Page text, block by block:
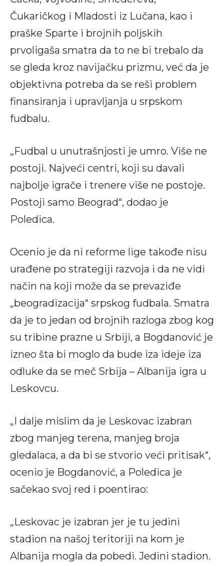
Čukaričkog i Mladosti iz Lučana, kao i
praške Sparte i brojnih poljskih
prvoligaša smatra da to ne bi trebalo da
se gleda kroz navijačku prizmu, već da je
objektivna potreba da se reši problem
finansiranja i upravljanja u srpskom
fudbalu.
„Fudbal u unutrašnjosti je umro. Više ne
postoji. Najveći centri, koji su davali
najbolje igrače i trenere više ne postoje.
Postoji samo Beograd“, dodao je
Poledica.
Ocenio je da ni reforme lige takođe nisu
urađene po strategiji razvoja i da ne vidi
način na koji može da se prevaziđe
„beogradizacija“ srpskog fudbala. Smatra
da je to jedan od brojnih razloga zbog kog
su tribine prazne u Srbiji, a Bogdanović je
izneo šta bi moglo da bude iza ideje iza
odluke da se meč Srbija – Albanija igra u
Leskovcu.
„I dalje mislim da je Leskovac izabran
zbog manjeg terena, manjeg broja
gledalaca, a da bi se stvorio veći pritisak“,
ocenio je Bogdanović, a Poledica je
sačekao svoj red i poentirao:
„Leskovac je izabran jer je tu jedini
stadion na našoj teritoriji na kom je
Albanija mogla da pobedi. Jedini stadion.